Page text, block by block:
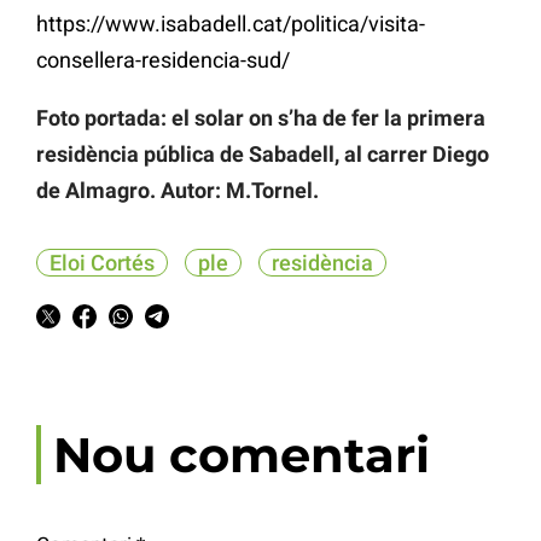
https://www.isabadell.cat/politica/visita-
consellera-residencia-sud/
Foto portada: el solar on s’ha de fer la primera
residència pública de Sabadell, al carrer Diego
de Almagro. Autor: M.Tornel.
Eloi Cortés ple residència
Nou comentari